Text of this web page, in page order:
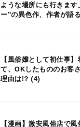
ような場所にも行きます
ー”の異色作、作者が語
【風俗嬢として初仕事
て、OKしたもののお客
理由は!? (4)
【漫画】激安風俗店で